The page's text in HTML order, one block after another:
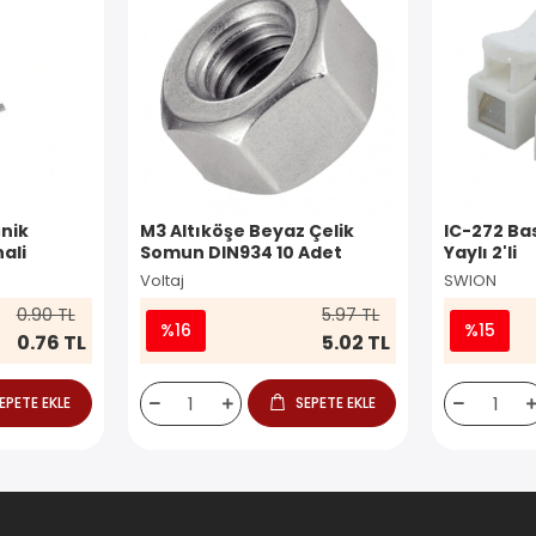
0.90 TL
0.76 TL
EKLE
M3 Altıköşe Beyaz Çelik
Somun DIN934 10 Adet
Voltaj
%16
5.97 TL
5.02 TL
SEPETE EKLE
IC-272
Yaylı 2'li
SWION
%15